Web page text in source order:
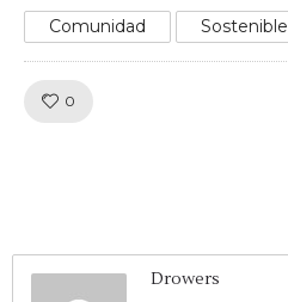
Comunidad Sostenible
0
Drowers